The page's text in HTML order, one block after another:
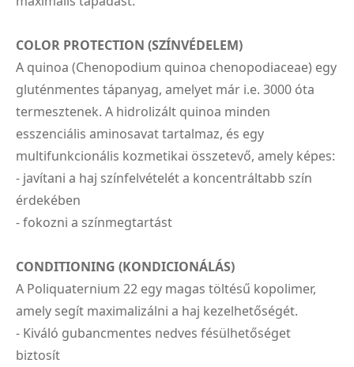
COLOR PROTECTION (SZÍNVÉDELEM)
A quinoa (Chenopodium quinoa chenopodiaceae) egy
gluténmentes tápanyag, amelyet már i.e. 3000 óta
termesztenek. A hidrolizált quinoa minden
esszenciális aminosavat tartalmaz, és egy
multifunkcionális kozmetikai összetevő, amely képes:
- javítani a haj színfelvételét a koncentráltabb szín
érdekében
- fokozni a színmegtartást
CONDITIONING (KONDICIONÁLÁS)
A Poliquaternium 22 egy magas töltésű kopolimer,
amely segít maximalizálni a haj kezelhetőségét.
- Kiváló gubancmentes nedves fésülhetőséget
biztosít